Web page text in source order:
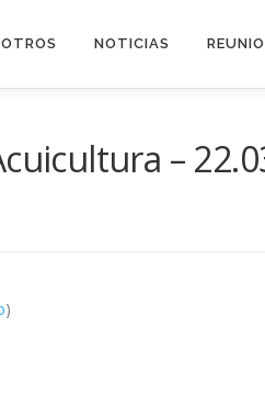
NOTICIAS
–
)